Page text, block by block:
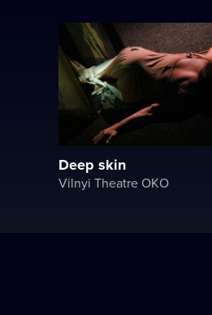
Deep skin
Vilnyi Theatre OKО